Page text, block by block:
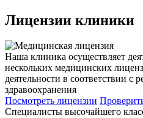
Лицензии клиники
Наша клиника осуществляет
нескольких медицинских
деятельности в соответствии с
здравоохранения
Посмотреть лицензии
Специалисты высочайшего